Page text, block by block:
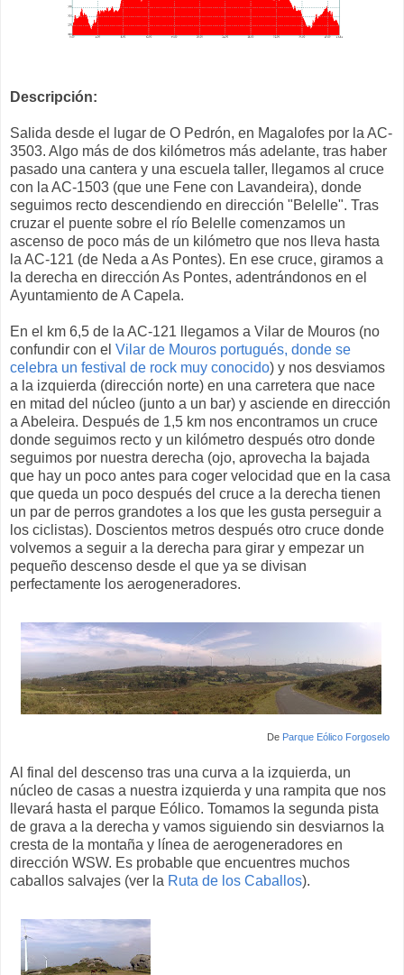
Descripción:
Salida desde el lugar de O Pedrón, en Magalofes por la AC-
3503. Algo más de dos kilómetros más adelante, tras haber
pasado una cantera y una escuela taller, llegamos al cruce
con la AC-1503 (que une Fene con Lavandeira), donde
seguimos recto descendiendo en dirección "Belelle". Tras
cruzar el puente sobre el río Belelle comenzamos un
ascenso de poco más de un kilómetro que nos lleva hasta
la AC-121 (de Neda a As Pontes). En ese cruce, giramos a
la derecha en dirección As Pontes, adentrándonos en el
Ayuntamiento de A Capela.
En el km 6,5 de la AC-121 llegamos a Vilar de Mouros (no
confundir con el Vilar de Mouros portugués, donde se
celebra un festival de rock muy conocido) y nos desviamos
a la izquierda (dirección norte) en una carretera que nace
en mitad del núcleo (junto a un bar) y asciende en dirección
a Abeleira. Después de 1,5 km nos encontramos un cruce
donde seguimos recto y un kilómetro después otro donde
seguimos por nuestra derecha (ojo, aprovecha la bajada
que hay un poco antes para coger velocidad que en la casa
que queda un poco después del cruce a la derecha tienen
un par de perros grandotes a los que les gusta perseguir a
los ciclistas). Doscientos metros después otro cruce donde
volvemos a seguir a la derecha para girar y empezar un
pequeño descenso desde el que ya se divisan
perfectamente los aerogeneradores.
De Parque Eólico Forgoselo
Al final del descenso tras una curva a la izquierda, un
núcleo de casas a nuestra izquierda y una rampita que nos
llevará hasta el parque Eólico. Tomamos la segunda pista
de grava a la derecha y vamos siguiendo sin desviarnos la
cresta de la montaña y línea de aerogeneradores en
dirección WSW. Es probable que encuentres muchos
caballos salvajes (ver la Ruta de los Caballos).